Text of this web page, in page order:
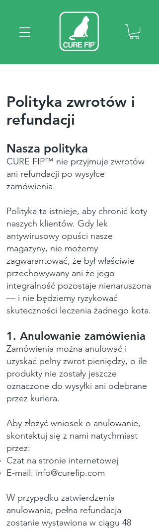
Polityka zwrotów i
refundacji
Nasza polityka
CURE FIP™ nie przyjmuje zwrotów
ani refundacji po wysyłce
zamówienia.
Polityka ta istnieje, aby chronić koty
naszych klientów. Gdy lek
antywirusowy opuści nasze
magazyny, nie możemy
zagwarantować, że był właściwie
przechowywany ani że jego
integralność pozostaje nienaruszona
— i nie będziemy ryzykować
skuteczności leczenia żadnego kota.
1. Anulowanie zamówienia
Zamówienia można anulować i
uzyskać pełny zwrot pieniędzy, o ile
produkty nie zostały jeszcze
oznaczone do wysyłki ani odebrane
przez kuriera.
Aby złożyć wniosek o anulowanie,
skontaktuj się z nami natychmiast
przez:
Czat na stronie internetowej
E-mail: info@curefip.com
W przypadku zatwierdzenia
anulowania, pełna refundacja
zostanie wystawiona w ciągu 48